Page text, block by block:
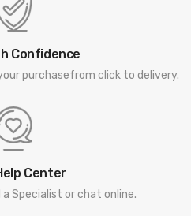
Confidence
purchasefrom click to delivery.
Center
a Specialist or chat online.